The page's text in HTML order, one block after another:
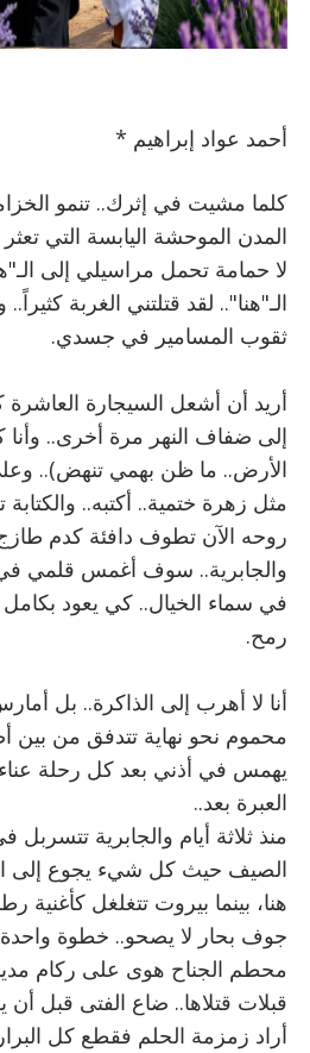
أحمد عواد إبراهيم *
كلما مشيت في إثرك.. تنمو
المدن الموحشة اليابسة التي
لا حمامة تحمل مراسيلي إلى
الـ"هنا".. لقد قتلتني الغربة
ثقوب المسامير في جسدي.
أريد أن أشعل السيجارة
إلى ضفاف النهر مرة أخرى.. وأنا
الأرض.. ما ظن بهمي تنهض)..
مثل زهرة ختمية.. أكتبه..
روحه الآن تطوف دافئة كدم
والجابرية.. سوف أغمس قلمي
في سماء الخيال.. كي يعود
رمح.
أنا لا أهرب إلى الذاكرة.. بل
محموم نحو نهاية تتدفق من
يهمس في أذني بعد كل رحلة
العبرة بعد..
منذ ثلاثة أيام والجابرية
الصيف حيث كل شيء يجوع إلى
هنا، بينما بيروت تتغلغل كأغنية
جوف بحار لا يصحو.. خطوة
محطم الجناح هوى على ركام
قبلات قتلاها.. ضاع الفتى قبل أن
أراد زمزمة الحلم فقطع كل